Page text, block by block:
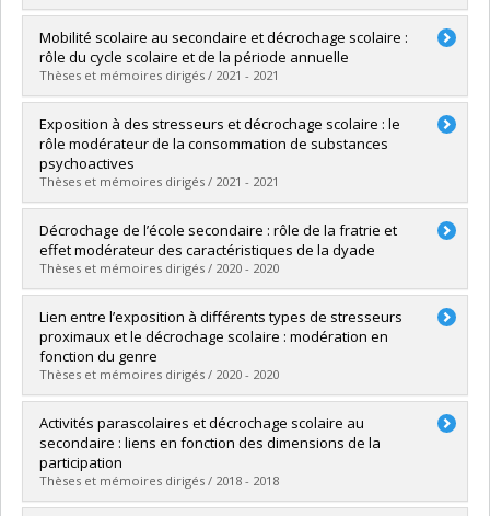
Diplômé(e) :Kullmann Goncalves, Geila
Cycle :Maîtrise
Diplôme obtenu :M. Sc.
Lien vers le document dans Papyrus
Mobilité scolaire au secondaire et décrochage scolaire :
rôle du cycle scolaire et de la période annuelle
Thèses et mémoires dirigés / 2021 - 2021
Diplômé(e) :Frigon, Catherine
Cycle :Maîtrise
Diplôme obtenu :
Lien vers le document dans Papyrus
Exposition à des stresseurs et décrochage scolaire : le
rôle modérateur de la consommation de substances
psychoactives
Thèses et mémoires dirigés / 2021 - 2021
Diplômé(e) :Lessard-Gagnon, Alexandra
Cycle :Maîtrise
Diplôme obtenu :M. Sc.
Lien vers le document dans Papyrus
Décrochage de l’école secondaire : rôle de la fratrie et
effet modérateur des caractéristiques de la dyade
Thèses et mémoires dirigés / 2020 - 2020
Diplômé(e) :Poissant-Dolbec, Jacinthe
Cycle :Maîtrise
Diplôme obtenu :
Lien vers le document dans Papyrus
Lien entre l’exposition à différents types de stresseurs
proximaux et le décrochage scolaire : modération en
fonction du genre
Thèses et mémoires dirigés / 2020 - 2020
Diplômé(e) :C. Lavoie, Laurence
Cycle :Maîtrise
Diplôme obtenu :
Lien vers le document dans Papyrus
Activités parascolaires et décrochage scolaire au
secondaire : liens en fonction des dimensions de la
participation
Thèses et mémoires dirigés / 2018 - 2018